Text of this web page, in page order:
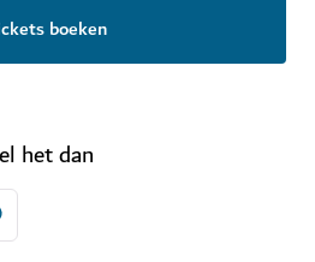
boeken
het dan